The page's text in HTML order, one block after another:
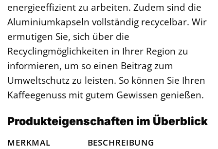
energieeffizient zu arbeiten. Zudem sind die
Aluminiumkapseln vollständig recycelbar. Wir
ermutigen Sie, sich über die
Recyclingmöglichkeiten in Ihrer Region zu
informieren, um so einen Beitrag zum
Umweltschutz zu leisten. So können Sie Ihren
Kaffeegenuss mit gutem Gewissen genießen.
Produkteigenschaften im Überblick
MERKMAL
BESCHREIBUNG